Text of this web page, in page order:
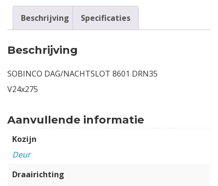
Beschrijving Specificaties
Beschrijving
SOBINCO DAG/NACHTSLOT 8601 DRN35
V24x275
Aanvullende informatie
Kozijn
Deur
Draairichting